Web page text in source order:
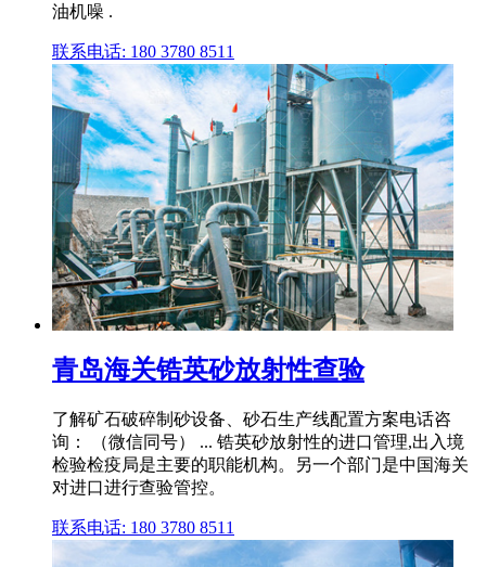
油机噪 .
联系电话: 180 3780 8511
青岛海关锆英砂放射性查验
了解矿石破碎制砂设备、砂石生产线配置方案电话咨
询： （微信同号） ... 锆英砂放射性的进口管理,出入境
检验检疫局是主要的职能机构。另一个部门是中国海关
对进口进行查验管控。
联系电话: 180 3780 8511